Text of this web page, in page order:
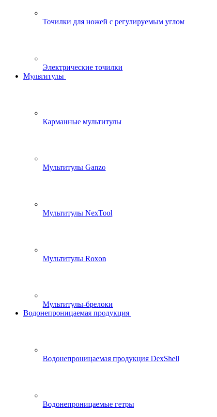
Точилки для ножей с регулируемым углом
Электрические точилки
Мультитулы
Карманные мультитулы
Мультитулы Ganzo
Мультитулы NexTool
Мультитулы Roxon
Мультитулы-брелоки
Водонепроницаемая продукция
Водонепроницаемая продукция DexShell
Водонепроницаемые гетры